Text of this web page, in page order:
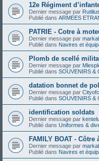
12e Régiment
Dernier message par Rutilius
Publié dans ARMEES
PATRIE - Cotre à
Dernier message par
Publié dans Navires et
Plomb de scellé
Dernier message par
Publié dans SOUVENIRS &
datation bonnet de
Dernier message par
Publié dans SOUVENIRS &
identification soldats
Dernier message par
Publié dans Uniformes &
FAMILY BOAT - Côtre
Dernier message par
Publié dans Navires et